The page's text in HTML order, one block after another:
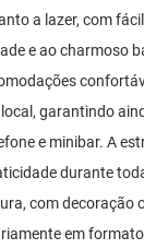
a lazer, com
e ao charmoso
garantindo
e minibar. A
durante
com decoração
em